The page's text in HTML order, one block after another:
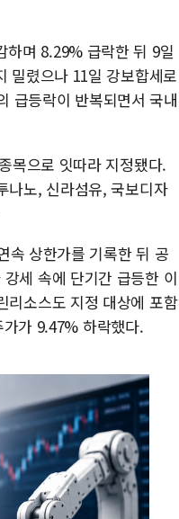
하며 8.29% 급락한 뒤 9일
밀렸으나 11일 강보합세로
급등락이 반복되면서 국내
목으로 잇따라 지정됐다.
나노, 신라섬유, 국보디자
속 상한가를 기록한 뒤 공
세 속에 단기간 급등한 이
리소스도 지정 대상에 포함
가 9.47% 하락했다.